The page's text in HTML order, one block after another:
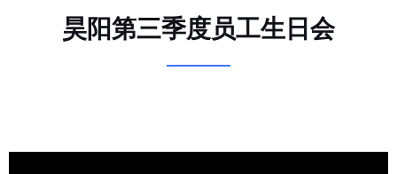
昊阳第三季度员工生日会